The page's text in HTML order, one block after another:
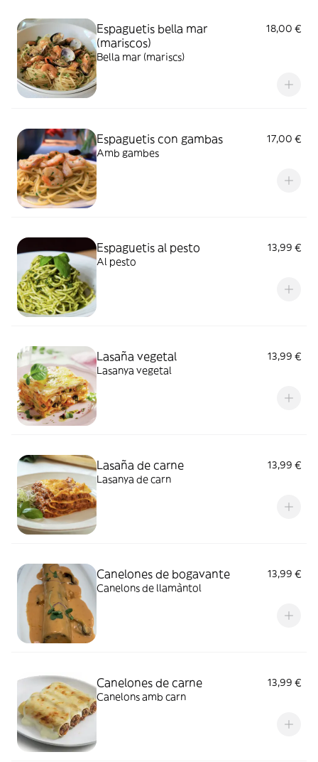
Espaguetis bella mar
(mariscos)
18,00 €
Bella mar (mariscs)
Espaguetis con gambas
17,00 €
Amb gambes
Espaguetis al pesto
13,99 €
Al pesto
Lasaña vegetal
13,99 €
Lasanya vegetal
Lasaña de carne
13,99 €
Lasanya de carn
Canelones de bogavante
13,99 €
Canelons de llamàntol
Canelones de carne
13,99 €
Canelons amb carn